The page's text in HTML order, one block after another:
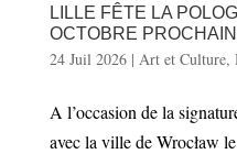
LILLE FÊTE LA
OCTOBRE
24 Juil 2026| Art et Culture,
A l’occasion de la
avec la ville de Wrocław